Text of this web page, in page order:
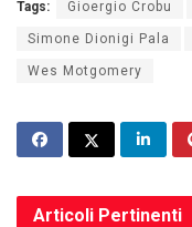
Tags: Gioergio Crobu
Simone Dionigi Pala
Wes Motgomery
Articoli Pertinenti